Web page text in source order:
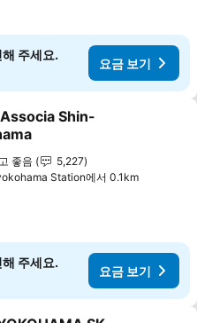
주세요.
요금 보기
겨찾기에 추가
Shin-
기좋음
5,227
Station에서 0.1km
주세요.
요금 보기